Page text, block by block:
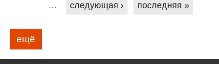
… следующая › последняя »
ещё